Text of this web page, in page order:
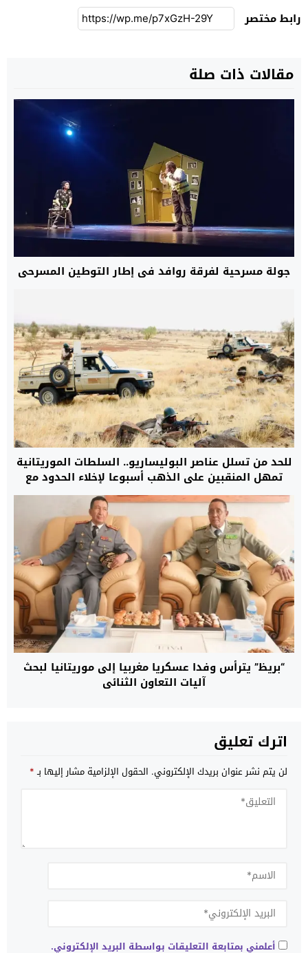
رابط مختصر
مقالات ذات صلة
جولة مسرحية لفرقة روافد في إطار التوطين المسرحي
للحد من تسلل عناصر البوليساريو.. السلطات الموريتانية
تمهل المنقبين على الذهب أسبوعا لإخلاء الحدود مع
الجزائر
“بريظ” يترأس وفدا عسكريا مغربيا إلى موريتانيا لبحث
آليات التعاون الثنائي
اترك تعليق
لن يتم نشر عنوان بريدك الإلكتروني. الحقول الإلزامية مشار إليها بـ*
أعلمني بمتابعة التعليقات بواسطة البريد الإلكتروني.